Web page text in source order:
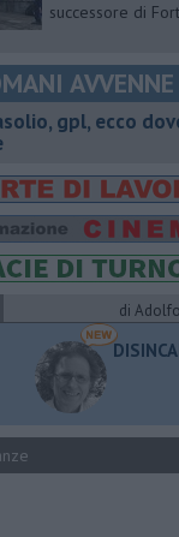
successore di
AVVENNE
gpl, ecco
di